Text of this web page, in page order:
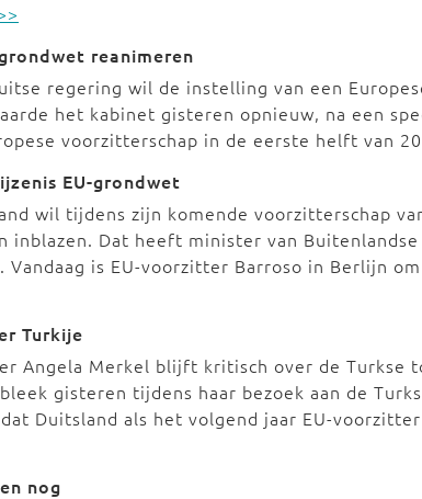
reanimeren
regering wil de instelling van een
het kabinet gisteren opnieuw, na een
voorzitterschap in de eerste helft van
EU-grondwet
wil tijdens zijn komende voorzitterschap
inblazen. Dat heeft minister van
Vandaag is EU-voorzitter Barroso in Berlijn
Turkije
Angela Merkel blijft kritisch over de Turkse
gisteren tijdens haar bezoek aan de
Duitsland als het volgend jaar EU-
nog